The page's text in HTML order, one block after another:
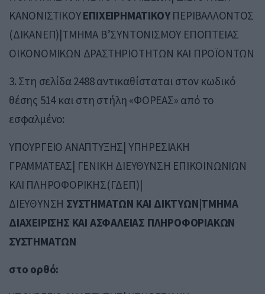
ΚΑΝΟΝΙΣΤΙΚΟΥΕΠΙΧΕΙΡΗΜΑΤΙΚΟΥΠΕΡΙΒΑΛΛΟΝΤΟΣ
(ΔΙΚΑΝΕΠ)|ΤΜΗΜΑ Β’ΣΥΝΤΟΝΙΣΜΟΥ ΕΠΟΠΤΕΙΑΣ
ΟΙΚΟΝΟΜΙΚΩΝ ΔΡΑΣΤΗΡΙΟΤΗΤΩΝ ΚΑΙ ΠΡΟΪΟΝΤΩΝ
3. Στη σελίδα 2488 αντικαθίσταται στον κωδικό
θέσης 514 και στη στήλη «ΦΟΡΕΑΣ» από το
εσφαλμένο:
ΥΠΟΥΡΓΕΙΟ ΑΝΑΠΤΥΞΗΣ| ΥΠΗΡΕΣΙΑΚΗ
ΓΡΑΜΜΑΤΕΑΣ| ΓΕΝΙΚΗ ΔΙΕΥΘΥΝΣΗ ΕΠΙΚΟΙΝΩΝΙΩΝ
ΚΑΙ ΠΛΗΡΟΦΟΡΙΚΗΣ(ΓΔΕΠ)|
ΔΙΕΥΘΥΝΣΗ ΣΥΣΤΗΜΑΤΩΝ ΚΑΙ ΔΙΚΤΥΩΝ|ΤΜΗΜΑ
ΔΙΑΧΕΙΡΙΣΗΣ ΚΑΙ ΑΣΦΑΛΕΙΑΣ ΠΛΗΡΟΦΟΡΙΑΚΩΝ
ΣΥΣΤΗΜΑΤΩΝ
στο ορθό: